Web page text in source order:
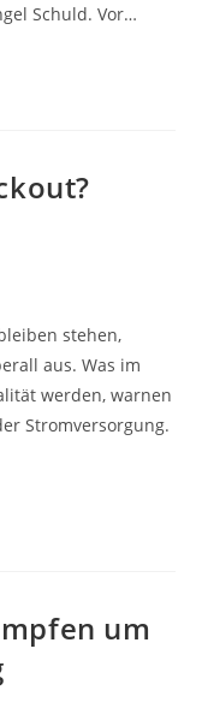
Schuld. Vor…
stehen,
aus. Was im
werden, warnen
Stromversorgung.
um